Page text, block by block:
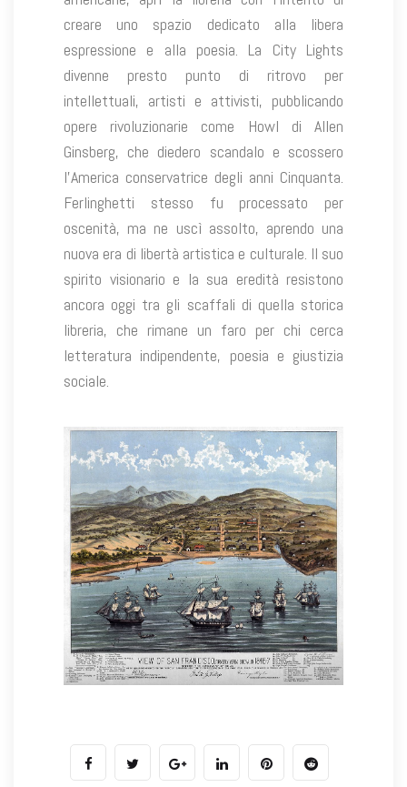
creare uno spazio dedicato alla libera
espressione e alla poesia. La City Lights
divenne presto punto di ritrovo per
intellettuali, artisti e attivisti, pubblicando
opere rivoluzionarie come Howl di Allen
Ginsberg, che diedero scandalo e scossero
l’America conservatrice degli anni Cinquanta.
Ferlinghetti stesso fu processato per
oscenità, ma ne uscì assolto, aprendo una
nuova era di libertà artistica e culturale. Il suo
spirito visionario e la sua eredità resistono
ancora oggi tra gli scaffali di quella storica
libreria, che rimane un faro per chi cerca
letteratura indipendente, poesia e giustizia
sociale.